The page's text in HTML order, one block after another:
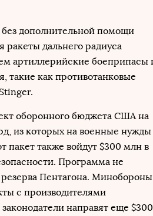
дополнительной помощи
дальнего радиуса
артиллерийские боеприпасы
такие как противотанковые
оборонного бюджета США на
из которых на военные нужды
пакет также войдут $300 млн в
Программа не
Пентагона. Минобороны
с производителями
направят еще $300